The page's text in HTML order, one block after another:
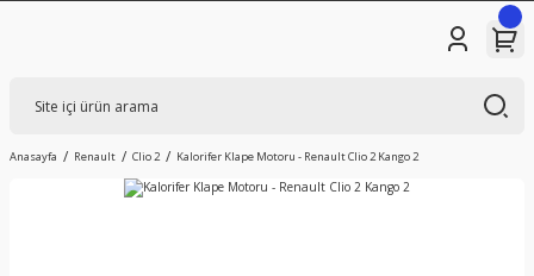
Anasayfa Renault Clio 2 Kalorifer Klape Motoru - Renault Clio 2 Kango 2